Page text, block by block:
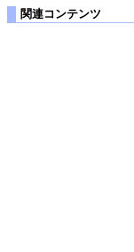
関連コンテンツ